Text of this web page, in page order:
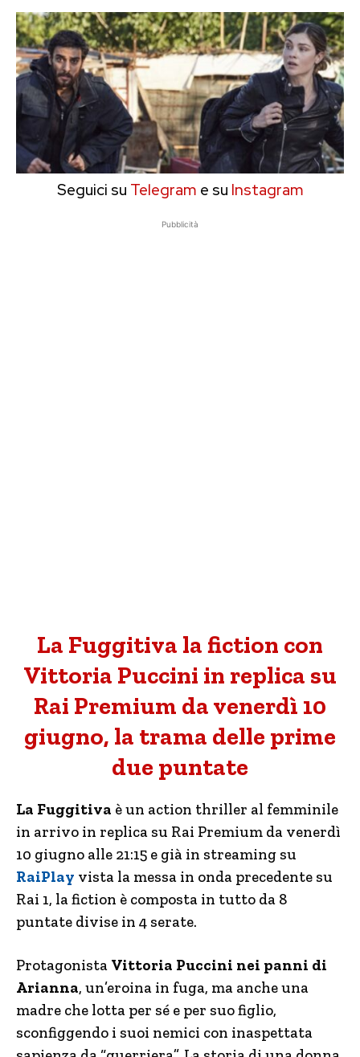
Seguici su Telegram e su Instagram
Pubblicità
La Fuggitiva la fiction con
Vittoria Puccini in replica su
Rai Premium da venerdì 10
giugno, la trama delle prime
due puntate
La Fuggitiva è un action thriller al femminile
in arrivo in replica su Rai Premium da venerdì
10 giugno alle 21:15 e già in streaming su
RaiPlay vista la messa in onda precedente su
Rai 1, la fiction è composta in tutto da 8
puntate divise in 4 serate.
Protagonista Vittoria Puccini nei panni di
Arianna, un’eroina in fuga, ma anche una
madre che lotta per sé e per suo figlio,
sconfiggendo i suoi nemici con inaspettata